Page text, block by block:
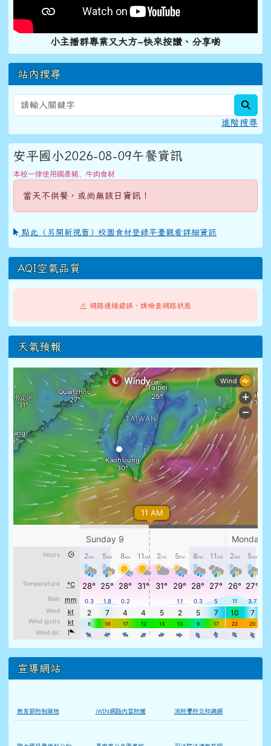
小主播群專業又大方~快來按讚、分享喲
站內搜尋
進階搜尋
安平國小2026-08-09午餐資訊
本校一律使用國產豬、牛肉食材
當天不供餐，或尚無該日資訊！
點此（另開新視窗）校園食材登錄平臺觀看詳細資訊
AQI空氣品質
⚠️ 網路連線錯誤，請檢查網路狀態
天氣預報
宣導網站
教育部防制藥物 iWIN網路內容防護 消防署防災知識網